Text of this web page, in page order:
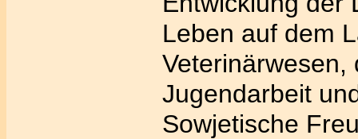
Leben auf dem
Veterinärwesen,
Jugendarbeit
Sowjetische